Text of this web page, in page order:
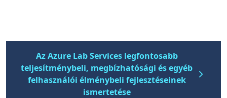
Az Azure Lab Services legfontosabb
teljesítménybeli, megbízhatósági és egyéb
felhasználói élménybeli fejlesztéseinek
ismertetése